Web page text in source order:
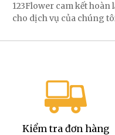
123Flower cam kết hoàn
cho dịch vụ của chúng
Kiểm tra đơn hàng